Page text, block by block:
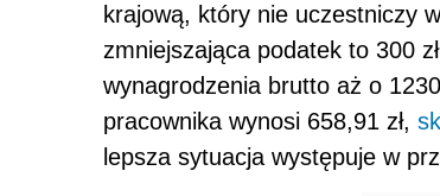
krajową, który nie uczestniczy
zmniejszająca podatek to 300
wynagrodzenia brutto aż o
pracownika wynosi 658,91 zł,
lepsza sytuacja występuje w